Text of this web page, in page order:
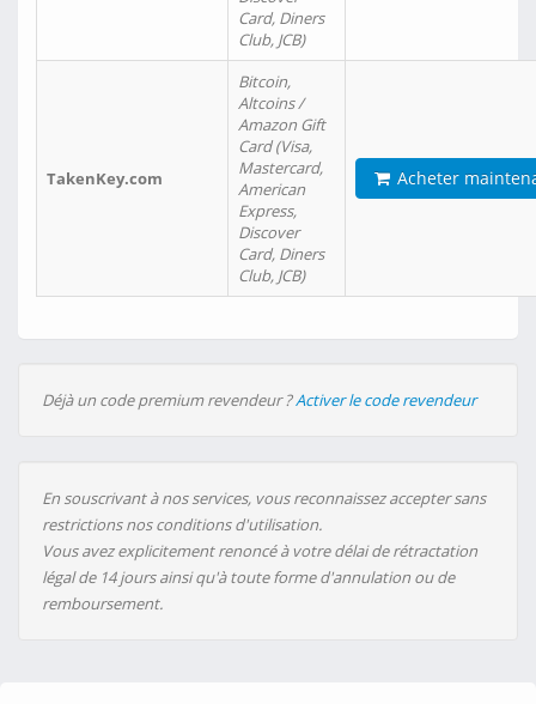
Card, Diners
Club, JCB)
TakenKey.com
Bitcoin,
Altcoins /
Amazon Gift
Card (Visa,
Mastercard,
American
Express,
Discover
Card, Diners
Club, JCB)
Acheter
Déjà un code premium revendeur ?Activer le code revendeur
En souscrivant à nos services, vous reconnaissez accepter sans
restrictions nos conditions d'utilisation.
Vous avez explicitement renoncé à votre délai de rétractation
légal de 14 jours ainsi qu'à toute forme d'annulation ou de
remboursement.